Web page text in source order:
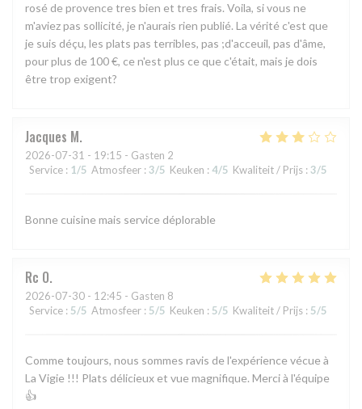
rosé de provence tres bien et tres frais. Voila, si vous ne
m'aviez pas sollicité, je n'aurais rien publié. La vérité c'est que
je suis déçu, les plats pas terribles, pas ;d'acceuil, pas d'âme,
pour plus de 100 €, ce n'est plus ce que c'était, mais je dois
être trop exigent?
Jacques M
2026-07-31 - 19:15 - Gasten 2
Service : 1/5 Atmosfeer : 3/5 Keuken : 4/5 Kwaliteit / Prijs : 3/5
Bonne cuisine mais service déplorable
Rc O
2026-07-30 - 12:45 - Gasten 8
Service : 5/5 Atmosfeer : 5/5 Keuken : 5/5 Kwaliteit / Prijs : 5/5
Comme toujours, nous sommes ravis de l'expérience vécue à
La Vigie !!! Plats délicieux et vue magnifique. Merci à l'équipe
👍